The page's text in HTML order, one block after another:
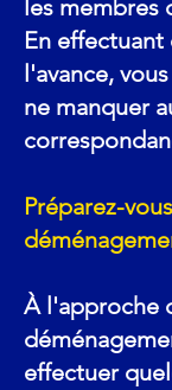
les membres
En effectuant
l'avance,
ne manquer
Préparez-
À l'approche
effectuer